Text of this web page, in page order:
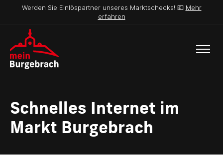
Werden Sie Einlöspartner unseres Marktschecks! 💶 Mehr
erfahren
Schnelles Internet im
Markt Burgebrach